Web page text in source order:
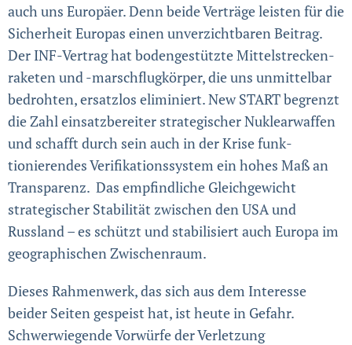
auch uns Europäer. Denn beide Verträge leisten für die
Sicher­heit Europas einen unverzichtbaren Beitrag.
Der INF-Vertrag hat boden­gestützte Mittel­strecken­
raketen und -marschflugkörper, die uns unmittelbar
bedrohten, ersatzlos eliminiert. New START begrenzt
die Zahl einsatzbereiter strategischer Nuklear­waffen
und schafft durch sein auch in der Krise funk­
tionierendes Verifikations­system ein hohes Maß an
Transparenz. Das empfindliche Gleich­gewicht
strategischer Stabilität zwischen den USA und
Russland – es schützt und stabilisiert auch Europa im
geographischen Zwischenraum.
Dieses Rahmenwerk, das sich aus dem Interesse
beider Seiten gespeist hat, ist heute in Gefahr.
Schwerwiegende Vorwürfe der Verletzung